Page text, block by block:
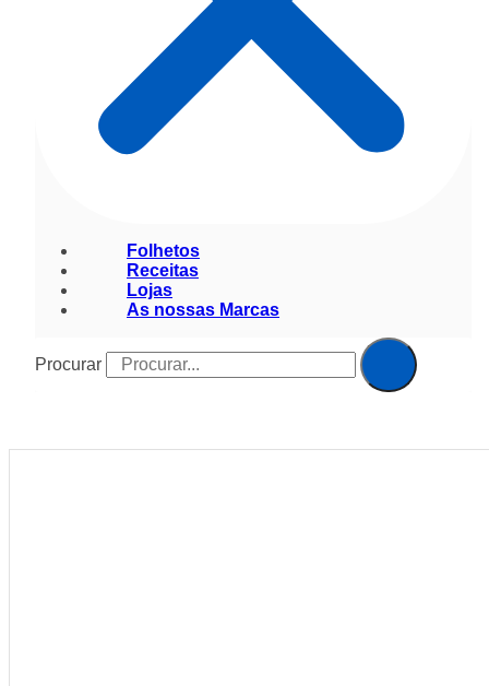
Folhetos
Receitas
Lojas
As nossas Marcas
Procurar